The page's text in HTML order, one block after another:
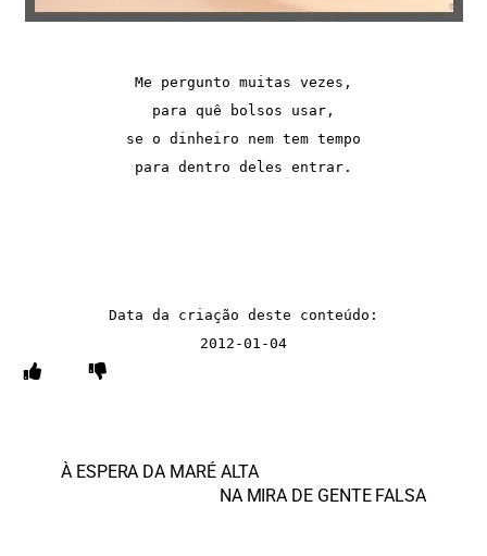
Me pergunto muitas vezes,
para quê bolsos usar,
se o dinheiro nem tem tempo
para dentro deles entrar.
Data da criação deste conteúdo:
2012-01-04
À ESPERA DA MARÉ ALTA
NA MIRA DE GENTE FALSA